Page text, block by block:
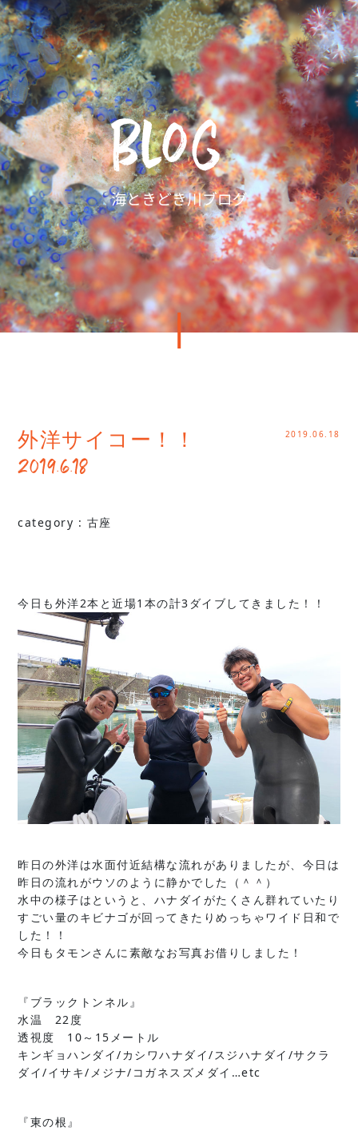
外洋サイコー！！
2019.6.18
2019.06.18
category : 古座
今日も外洋2本と近場1本の計3ダイブしてきました！！
昨日の外洋は水面付近結構な流れがありましたが、今日は
昨日の流れがウソのように静かでした（＾＾）
水中の様子はというと、ハナダイがたくさん群れていたり
すごい量のキビナゴが回ってきたりめっちゃワイド日和で
した！！
今日もタモンさんに素敵なお写真お借りしました！
『ブラックトンネル』
水温 22度
透視度 10～15メートル
キンギョハンダイ/カシワハナダイ/スジハナダイ/サクラ
ダイ/イサキ/メジナ/コガネスズメダイ…etc
『東の根』